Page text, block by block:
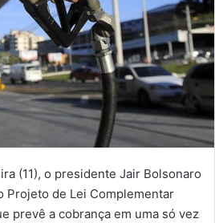
(11), o presidente Jair Bolsonaro
Projeto de Lei Complementar
prevê a cobrança em uma só vez